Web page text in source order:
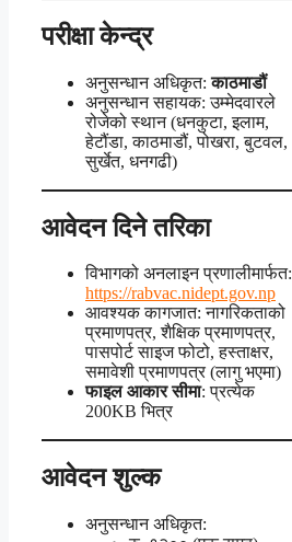
परीक्षा केन्द्र
अनुसन्धान अधिकृत:काठमाडौं
अनुसन्धान सहायक: उम्मेदवारले
रोजेको स्थान (धनकुटा, इलाम,
हेटौंडा, काठमाडौं, पोखरा, बुटवल,
सुर्खेत, धनगढी)
आवेदन दिने तरिका
विभागको अनलाइन प्रणालीमार्फत:
https://rabvac.nidept.gov.np
आवश्यक कागजात: नागरिकताको
प्रमाणपत्र, शैक्षिक प्रमाणपत्र,
पासपोर्ट साइज फोटो, हस्ताक्षर,
समावेशी प्रमाणपत्र (लागु भएमा)
फाइल आकार सीमा: प्रत्येक
200KB भित्र
आवेदन शुल्क
अनुसन्धान अधिकृत: